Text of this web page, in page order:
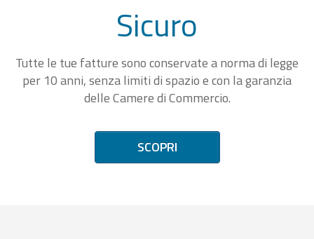
Sicuro
Tutte le tue fatture sono conservate a norma di legge
per 10 anni, senza limiti di spazio e con la garanzia
delle Camere di Commercio.
SCOPRI